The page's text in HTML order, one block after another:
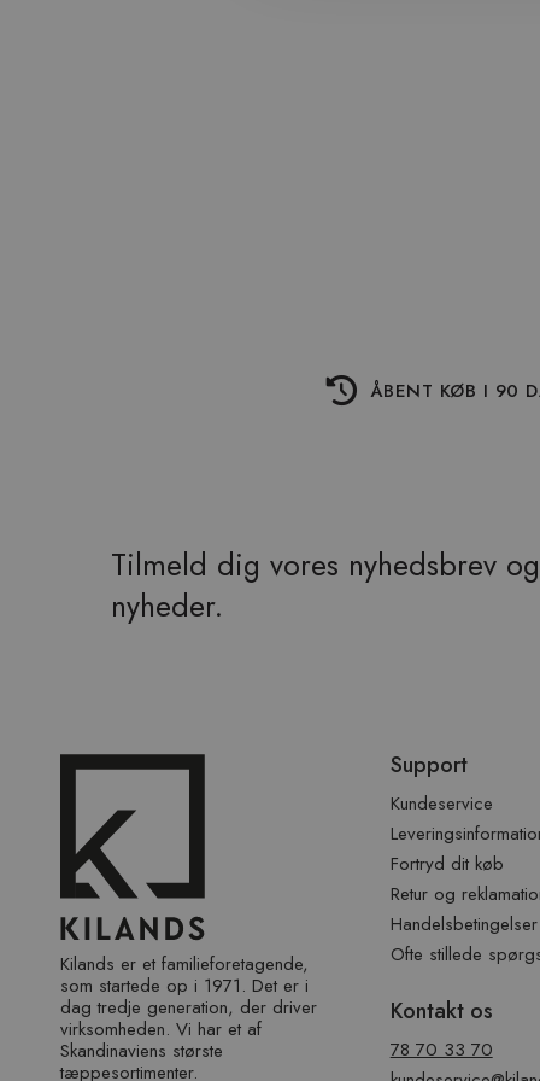
ÅBENT KØB I 90
Tilmeld dig vores nyhedsbrev
nyheder.
over
Kilands er et familieforetagende,
som startede op i 1971. Det er i
dag tredje generation, der driver
virksomheden. Vi har et af ​​
Skandinaviens største
tæppesortimenter.
Support
Kundeservice
Fortryd dit køb
Retur og
Handelsbetingelser
Ofte stillede
Kontakt os
78 70 33 70